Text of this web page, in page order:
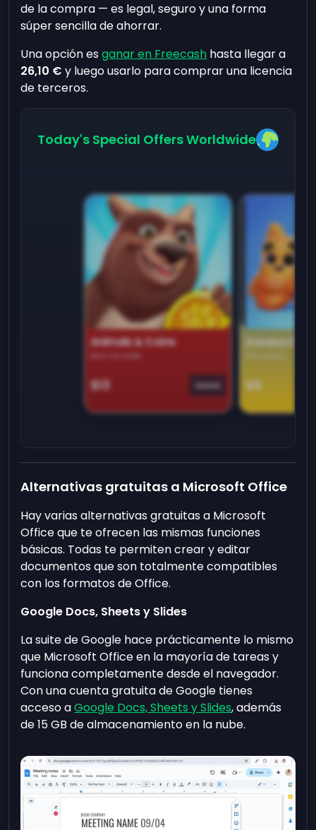
de la compra — es legal, seguro y una forma
súper sencilla de ahorrar.
Una opción esganar en Freecash hasta llegar a
26,10 € y luego usarlo para comprar una licencia
de terceros.
Today's Special Offers Worldwide
Animals & Coins
Earn on side
$13 Game
Domino
$9
Alternativas gratuitas a Microsoft Office
Hay varias alternativas gratuitas a Microsoft
Office que te ofrecen las mismas funciones
básicas. Todas te permiten crear y editar
documentos que son totalmente compatibles
con los formatos de Office.
Google Docs, Sheets y Slides
La suite de Google hace prácticamente lo mismo
que Microsoft Office en la mayoría de tareas y
funciona completamente desde el navegador.
Con una cuenta gratuita de Google tienes
acceso aGoogle Docs, Sheets y Slides, además
de 15 GB de almacenamiento en la nube.